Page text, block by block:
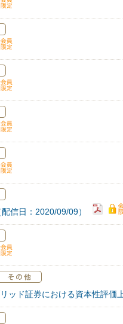
信日：2020/09/09）
ッド証券における資本性評価